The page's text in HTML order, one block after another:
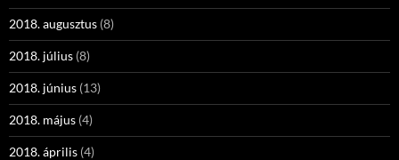
2018. augusztus (8)
2018. július (8)
2018. június (13)
2018. május (4)
2018. április (4)